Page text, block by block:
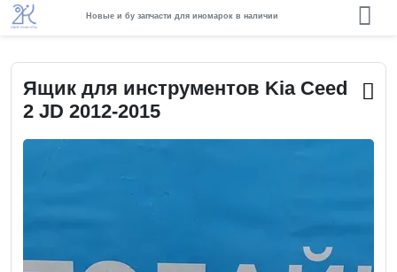
Новые и бу запчасти для иномарок в наличии
Ящик для инструментов Kia Ceed
2 JD 2012-2015